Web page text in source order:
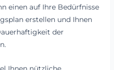
einen auf Ihre Bedürfnisse
erstellen und Ihnen
der